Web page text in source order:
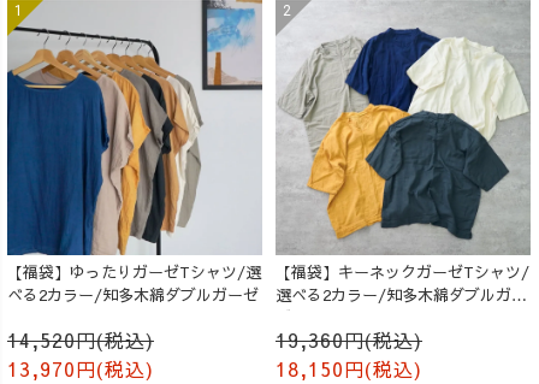
【福袋】ゆったりガーゼTシャツ/選
べる2カラー/知多木綿ダブルガーゼ
14,520円(税込)
13,970円(税込)
【福袋】キーネックガーゼTシャツ/
選べる2カラー/知多木綿ダブルガー
ゼ
19,360円(税込)
18,150円(税込)